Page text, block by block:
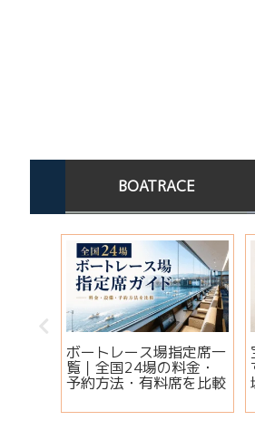
BOATRACE
ボートレース場指定席一
覧｜全国24場の料金・
予約方法・有料席を比較